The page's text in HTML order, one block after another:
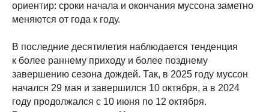
ориентир: сроки начала и окончания муссона заметно
меняются от года к году.
В последние десятилетия наблюдается тенденция
к более раннему приходу и более позднему
завершению сезона дождей. Так, в 2025 году муссон
начался 29 мая и завершился 10 октября, а в 2024
году продолжался с 10 июня по 12 октября.